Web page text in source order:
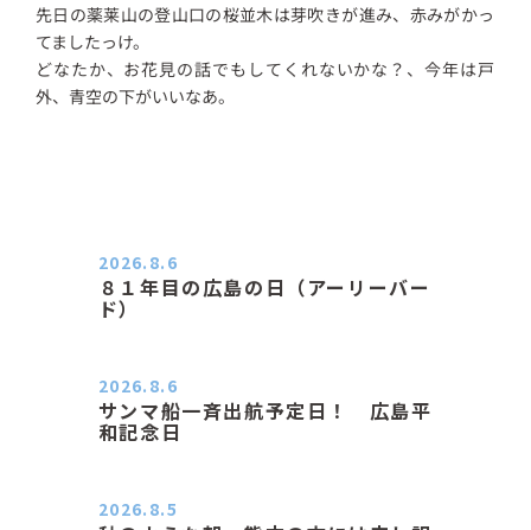
先日の薬莱山の登山口の桜並木は芽吹きが進み、赤みがかっ
てましたっけ。
どなたか、お花見の話でもしてくれないかな？、今年は戸
外、青空の下がいいなあ。
８１年目の広島の日（アーリーバー
ド）
2026.8.6
サンマ船一斉出航予定日！ 広島平
和記念日
2026.8.6
2026.8.5